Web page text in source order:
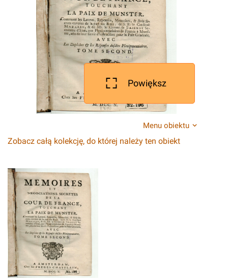
Powiększ
Menu obiektu
Zobacz całą kolekcję, do której należy ten obiekt